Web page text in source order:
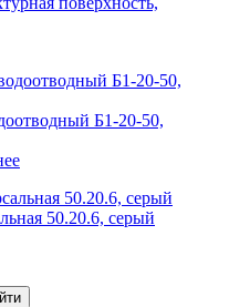
Б1-20-50,
50.20.6, серый